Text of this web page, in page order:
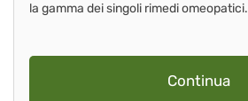
la gamma dei singoli rimedi omeopatici.
Continua